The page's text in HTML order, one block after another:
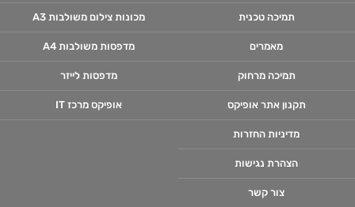
תמיכה טכנית
מאמרים
תמיכה מרחוק
תקנון אתר אופיקס
מדיניות החזרות
הצהרת נגישות
צור קשר
מכונות צילום משולבות A3
מדפסות משולבות A4
מדפסות לייזר
אופיקס מרכז IT